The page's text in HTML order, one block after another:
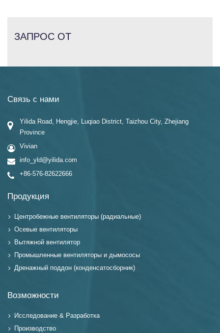
ЗАПРОС ОТ
Связь с нами
Yilida Road, Hengjie, Luqiao District, Taizhou City, Zhejiang
Province
Vivian
info_yld@yilida.com
+86-576-82622666
Продукция
Центробежные вентиляторы (радиальные)
Осевые вентиляторы
Вытяжной вентилятор
Промышленные вентиляторы и дымососы
Дренажный поддон (конденсатосборник)
Возможности
Исследование & Разработка
Производство